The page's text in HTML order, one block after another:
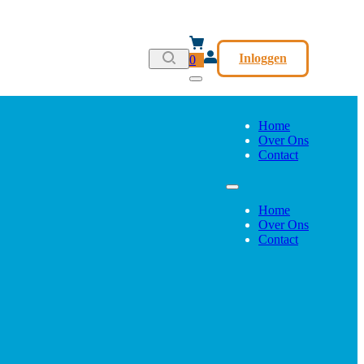
0 Inloggen
Home
Over Ons
Contact
Home
Over Ons
Contact